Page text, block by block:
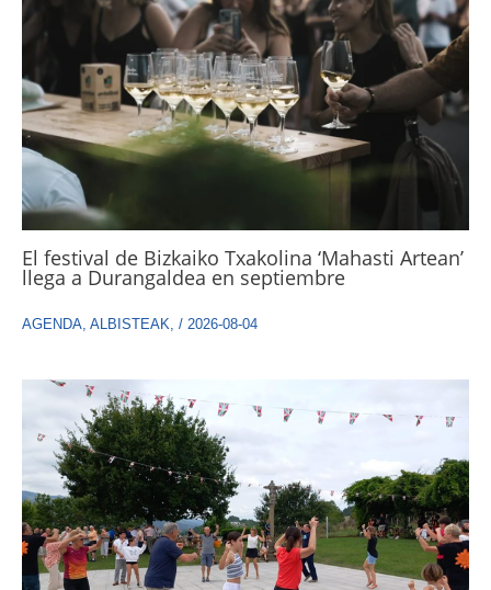
El festival de Bizkaiko Txakolina ‘Mahasti Artean’
llega a Durangaldea en septiembre
AGENDA ALBISTEAK / 2026-08-04